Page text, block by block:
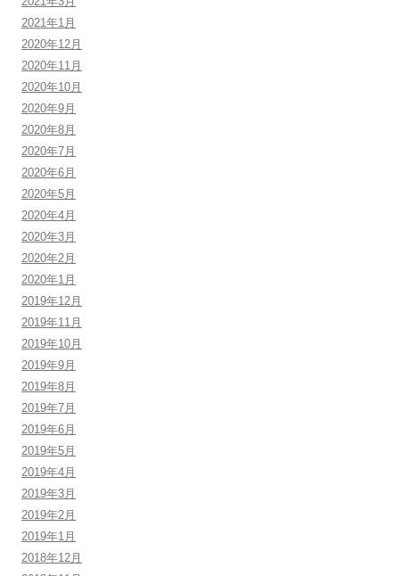
2021年1月
2020年12月
2020年11月
2020年10月
2020年9月
2020年8月
2020年7月
2020年6月
2020年5月
2020年4月
2020年3月
2020年2月
2020年1月
2019年12月
2019年11月
2019年10月
2019年9月
2019年8月
2019年7月
2019年6月
2019年5月
2019年4月
2019年3月
2019年2月
2019年1月
2018年12月